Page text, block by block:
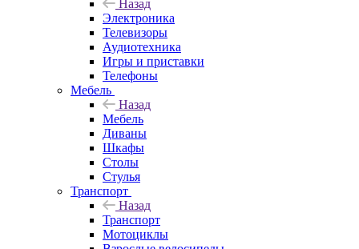
Назад
Электроника
Телевизоры
Аудиотехника
Игры и приставки
Телефоны
Мебель
Назад
Мебель
Диваны
Шкафы
Столы
Стулья
Транспорт
Назад
Транспорт
Мотоциклы